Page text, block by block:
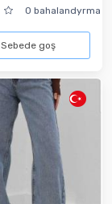
0 bahalandyrma
Sebede goş